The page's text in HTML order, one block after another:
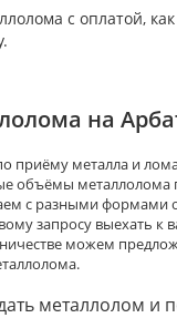
с оплатой,
на
приёму металла и
объёмы металлолома
с разными формами
запросу выехать к
можем
металлолом и